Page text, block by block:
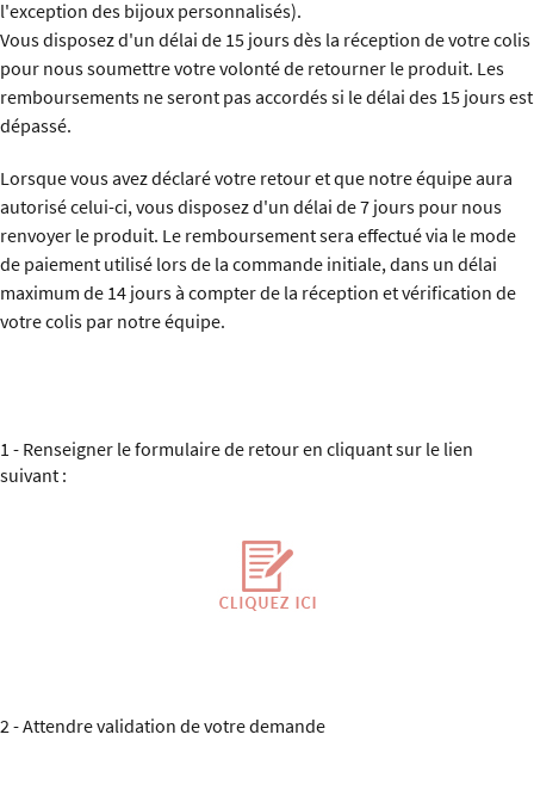
l'exception des bijoux personnalisés).
Vous disposez d'un délai de 15 jours dès la réception de votre colis
pour nous soumettre votre volonté de retourner le produit. Les
remboursements ne seront pas accordés si le délai des 15 jours est
dépassé.
Lorsque vous avez déclaré votre retour et que notre équipe aura
autorisé celui-ci, vous disposez d'un délai de 7 jours pour nous
renvoyer le produit. Le remboursement sera effectué via le mode
de paiement utilisé lors de la commande initiale, dans un délai
maximum de 14 jours à compter de la réception et vérification de
votre colis par notre équipe.
1 - Renseigner le formulaire de retour en cliquant sur le lien
suivant :
2 - Attendre validation de votre demande